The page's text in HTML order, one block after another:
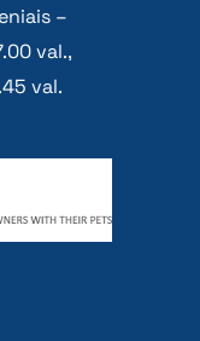
–
val.,
val.